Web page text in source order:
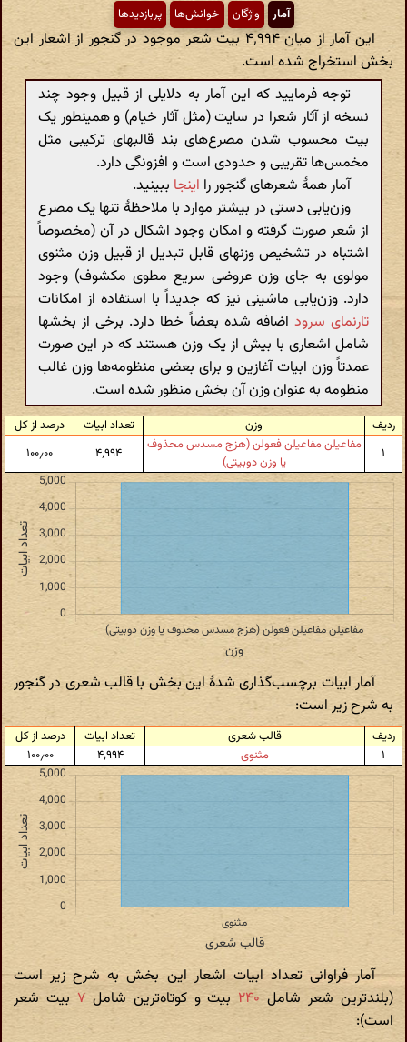
آمار واژگان خوانش‌ها پربازدیدها
این آمار از میان ۴٬۹۹۴ بیت شعر موجود در گنجور از اشعار این
بخش استخراج شده است.
توجه فرمایید که این آمار به دلایلی از قبیل وجود چند
نسخه از آثار شعرا در سایت (مثل آثار خیام) و همینطور یک
بیت محسوب شدن مصرع‌های بند قالبهای ترکیبی مثل
مخمس‌ها تقریبی و حدودی است و افزونگی دارد.
آمار همهٔ شعرهای گنجور را اینجا ببینید.
وزن‌یابی دستی در بیشتر موارد با ملاحظهٔ تنها یک مصرع
از شعر صورت گرفته و امکان وجود اشکال در آن (مخصوصاً
اشتباه در تشخیص وزنهای قابل تبدیل از قبیل وزن مثنوی
مولوی به جای وزن عروضی سریع مطوی مکشوف) وجود
دارد. وزن‌یابی ماشینی نیز که جدیداً با استفاده از امکانات
تارنمای سرود اضافه شده بعضاً خطا دارد. برخی از بخشها
شامل اشعاری با بیش از یک وزن هستند که در این صورت
عمدتاً وزن ابیات آغازین و برای بعضی منظومه‌ها وزن غالب
منظومه به عنوان وزن آن بخش منظور شده است.
ردیف وزن تعداد ابیات
درصد از کل
۱
مفاعیلن مفاعیلن فعولن (هزج مسدس محذوف
یا وزن دوبیتی)
۴٬۹۹۴ ۱۰۰٫۰۰
آمار ابیات برچسب‌گذاری شدهٔ این بخش با قالب شعری در گنجور
به شرح زیر است:
ردیف قالب شعری تعداد ابیات
درصد از کل
۱
مثنوی ۴٬۹۹۴ ۱۰۰٫۰۰
آمار فراوانی تعداد ابیات اشعار این بخش به شرح زیر است
(بلندترین شعر شامل ۲۴۰ بیت و کوتاه‌ترین شامل۷ بیت شعر
است):